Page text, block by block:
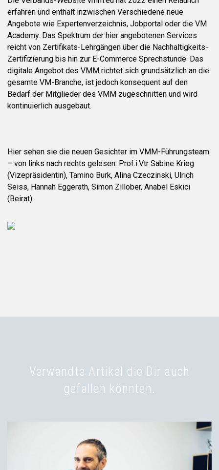
erfahren und enthält inzwischen Verschiedene neue
Angebote wie Expertenverzeichnis, Jobportal oder die VM
Academy. Das Spektrum der hier angebotenen Services
reicht von Zertifikats-Lehrgängen über die Nachhaltigkeits-
Zertifizierung bis hin zur E-Commerce Sprechstunde. Das
digitale Angebot des VMM richtet sich grundsätzlich an die
gesamte VM-Branche, ist jedoch konsequent auf den
Bedarf der Mitglieder des VMM zugeschnitten und wird
kontinuierlich ausgebaut.
Hier sehen sie die neuen Gesichter im VMM-Führungsteam
– von links nach rechts gelesen: Prof.i.Vtr Sabine Krieg
(Vizepräsidentin), Tamino Burk, Alina Czeczinski, Ulrich
Seiss, Hannah Eggerath, Simon Zillober, Anabel Eskici
(Beirat)
Verwandte Artikel die Dir auch
gefallen könnten.